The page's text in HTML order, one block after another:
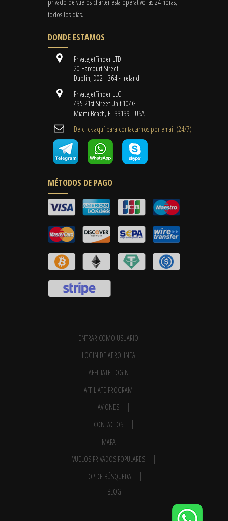
privado de vuelos chárter está operativo las 24 horas,
todos los días.
DONDE ESTAMOS
PrivateJetFinder LTD
20 Harcourt Street
Dublin, D02 H364 - Ireland
PrivateJetFinder LLC
435 21st Street Unit 104G
Miami Beach, FL 33139 - USA
De click aquí para contactarnos por email ​(24/7)
MÉTODOS DE PAGO
ENTRAR COMO USUARIO
LOGIN DE AEROLINEA
AFFILIATE LOGIN
AFFILIATE PROGRAM
AVIONES
CONTACTOS
MAPA
VUELOS PRIVADOS POPULARES
TOP DE BÚSQUEDA
BLOG